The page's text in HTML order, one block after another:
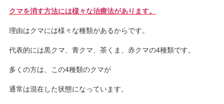
クマを消す方法には様々な治療法があります。
理由はクマには様々な種類があるからです。
代表的には黒クマ、青クマ、茶くま、赤クマの4種類です。
多くの方は、この4種類のクマが
通常は混在した状態になっています。